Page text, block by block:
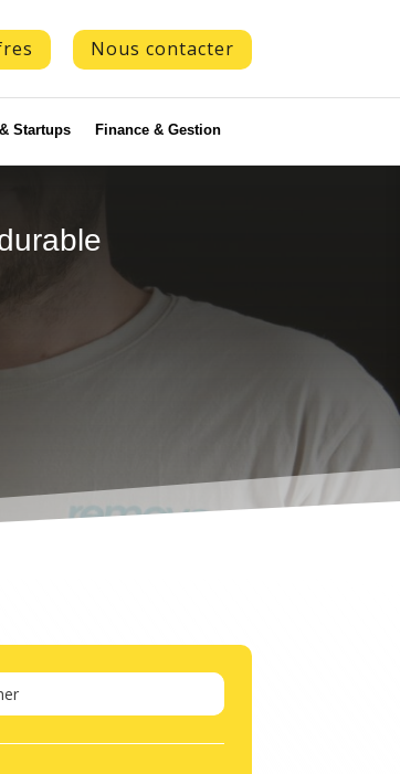
Nous contacter
Startups Finance & Gestion